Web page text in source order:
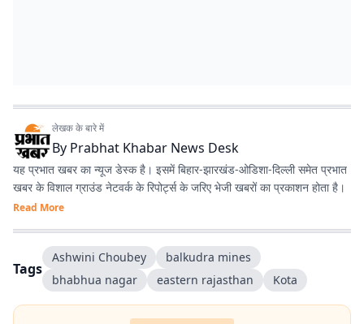
लेखक के बारे में
By Prabhat Khabar News Desk
यह प्रभात खबर का न्यूज डेस्क है। इसमें बिहार-झारखंड-ओडिशा-दिल्‍ली समेत प्रभात
खबर के विशाल ग्राउंड नेटवर्क के रिपोर्ट्स के जरिए भेजी खबरों का प्रकाशन होता है।
Read More
Tags
Ashwini Choubey
balkudra mines
bhabhua nagar
eastern rajasthan Kota